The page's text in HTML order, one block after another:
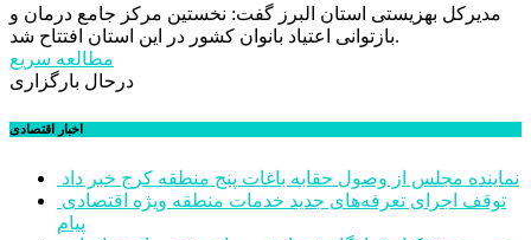
مدیرکل بهزیستی استان البرز گفت: نخستین مرکز جامع درمان و
بازتوانی اعتیاد بانوان کشور در این استان افتتاح شد.
مطالعه سریع
درحال بارگزاری
اخبار اقتصادی
نماینده مجلس از وصول حقابه باغات پنج منطقه کرج خبر داد
پیام